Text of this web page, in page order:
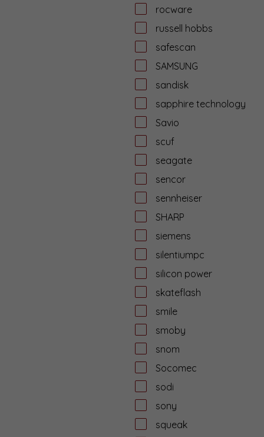
rocware
russell hobbs
safescan
SAMSUNG
sandisk
sapphire technology
Savio
scuf
seagate
sencor
sennheiser
SHARP
siemens
silentiumpc
silicon power
skateflash
smile
smoby
snom
Socomec
sodi
sony
squeak